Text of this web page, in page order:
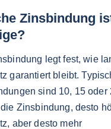
Zinsbindung
legt fest, wie
garantiert bleibt.
sind 10, 15 oder
die Zinsbindung, desto
aber desto mehr